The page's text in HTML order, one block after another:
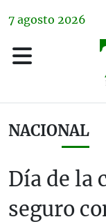
7 agosto 2026
NACIONAL
Día de la
seguro